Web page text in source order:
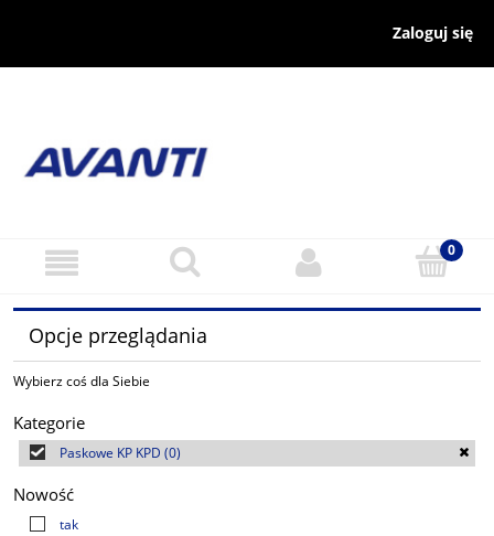
Zaloguj się
Opcje przeglądania
Wybierz coś dla Siebie
Kategorie
Paskowe KP KPD (0)
Nowość
tak